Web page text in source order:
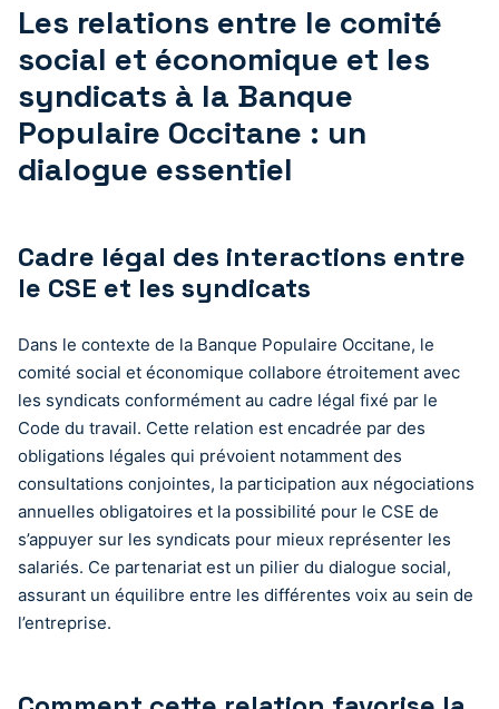
Les relations entre le comité
social et économique et les
syndicats à la Banque
Populaire Occitane : un
dialogue essentiel
Cadre légal des interactions entre
le CSE et les syndicats
Dans le contexte de la Banque Populaire Occitane, le
comité social et économique collabore étroitement avec
les syndicats conformément au cadre légal fixé par le
Code du travail. Cette relation est encadrée par des
obligations légales qui prévoient notamment des
consultations conjointes, la participation aux négociations
annuelles obligatoires et la possibilité pour le CSE de
s’appuyer sur les syndicats pour mieux représenter les
salariés. Ce partenariat est un pilier du dialogue social,
assurant un équilibre entre les différentes voix au sein de
l’entreprise.